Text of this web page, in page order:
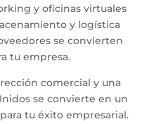
y oficinas virtuales
y logística
se convierten
tu empresa.
comercial y una
se convierte en un
tu éxito empresarial.